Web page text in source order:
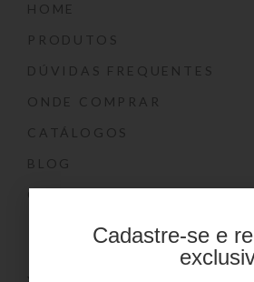
HOME
PRODUTOS
DÚVIDAS FREQUENTES
ONDE COMPRAR
CATÁLOGOS
BLOG
CONTATO
MarcasCadastre-se e